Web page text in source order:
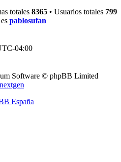
totales 8365 • Usuarios totales 799
pablosufan
04:00
Software © phpBB Limited
nextgen
España